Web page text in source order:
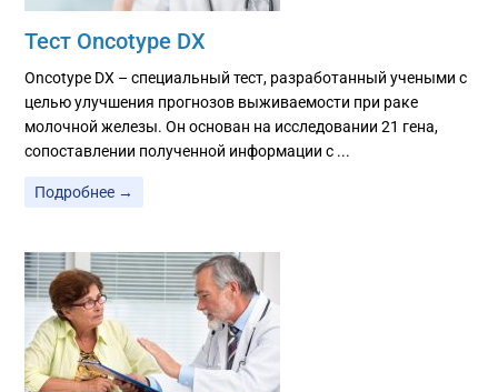
Тест Oncotype DX
Oncotype DX – специальный тест, разработанный учеными с
целью улучшения прогнозов выживаемости при раке
молочной железы. Он основан на исследовании 21 гена,
сопоставлении полученной информации с ...
Подробнее →